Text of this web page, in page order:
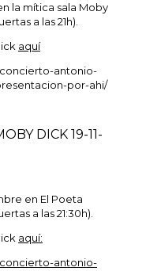
la mítica sala Moby
a las 21h).
aquí
antonio-
por-ahi/
en El Poeta
a las 21:30h).
aquí:
antonio-